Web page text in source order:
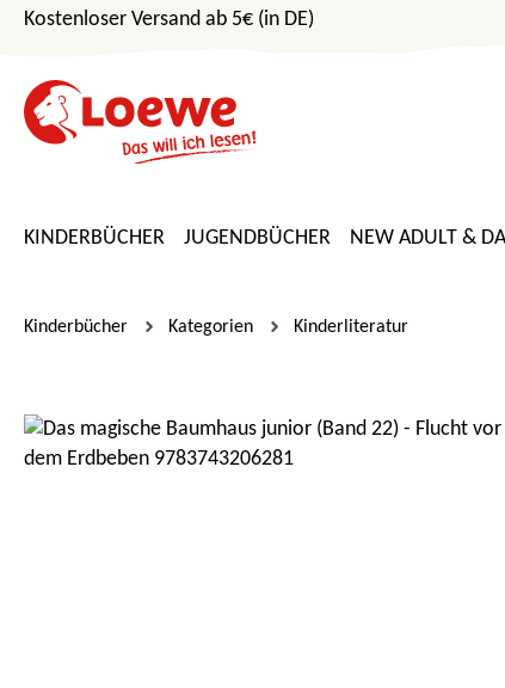
Hauptinhalt springen
Zur Suche springen
Zur Hauptnavigation springen
Kostenloser Versand ab 5€ (in DE)
KINDERBÜCHER JUGENDBÜCHER NEW ADULT &
Kinderbücher Kategorien Kinderliteratur
Bildergalerie überspringen